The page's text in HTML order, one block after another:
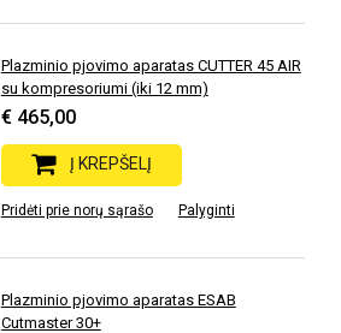
Plazminio pjovimo aparatas CUTTER 45 AIR
su kompresoriumi (iki 12 mm)
€ 465,00
Į KREPŠELĮ
Pridėti prie norų sąrašo Palyginti
Plazminio pjovimo aparatas ESAB
Cutmaster 30+